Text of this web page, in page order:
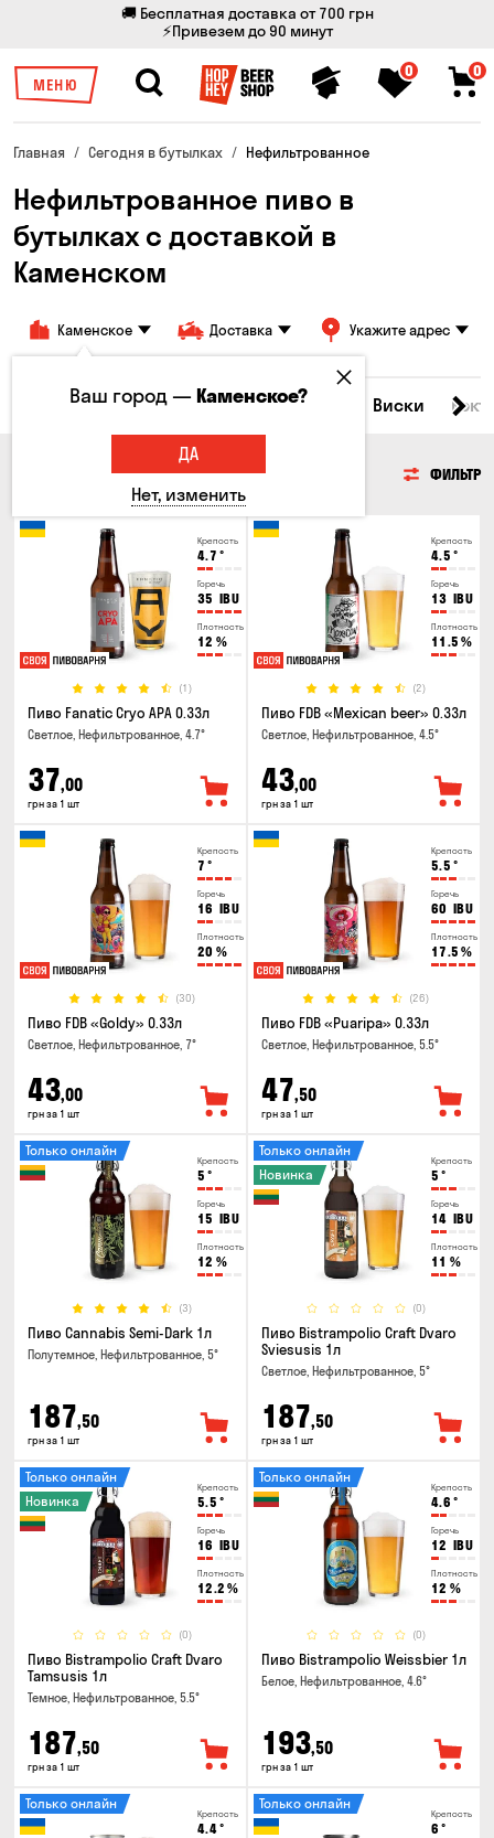
🚚 Бесплатная доставка от 700 грн
⚡Привезем до 90 минут
МЕНЮ
0 0
Главная Сегодня в бутылках Нефильтрованное
Нефильтрованное пиво в
бутылках с доставкой в
Каменском
Каменское Доставка Укажите адрес
Все товары Пиво Сидр Виски
ФИЛЬТР
Крепость
4.7 °
Горечь
35 IBU
Плотность
12 %
(1)
Пиво Fanatic Cryo APA 0.33л
Светлое, Нефильтрованное, 4.7°
37,00
грн за 1 шт
Крепость
4.5 °
Горечь
13 IBU
Плотность
11.5 %
(2)
Пиво FDB «Mexican beer» 0.33л
Светлое, Нефильтрованное, 4.5°
43,00
грн за 1 шт
Крепость
7 °
Горечь
16 IBU
Плотность
20 %
(30)
Пиво FDB «Goldy» 0.33л
Светлое, Нефильтрованное, 7°
43,00
грн за 1 шт
Крепость
5.5 °
Горечь
60 IBU
Плотность
17.5 %
(26)
Пиво FDB «Puaripa» 0.33л
Светлое, Нефильтрованное, 5.5°
47,50
грн за 1 шт
Крепость
5 °
Горечь
15 IBU
Плотность
12 %
(3)
Только онлайн
Пиво Cannabis Semi-Dark 1л
Полутемное, Нефильтрованное, 5°
187,50
грн за 1 шт
Крепость
5 °
Горечь
14 IBU
Плотность
11 %
(0)
Только онлайн
Новинка
Пиво Bistrampolio Craft Dvaro
Sviesusis 1л
Светлое, Нефильтрованное, 5°
187,50
грн за 1 шт
Крепость
5.5 °
Горечь
16 IBU
Плотность
12.2 %
(0)
Только онлайн
Новинка
Пиво Bistrampolio Craft Dvaro
Tamsusis 1л
Темное, Нефильтрованное, 5.5°
187,50
грн за 1 шт
Крепость
4.6 °
Горечь
12 IBU
Плотность
12 %
(0)
Только онлайн
Пиво Bistrampolio Weissbier 1л
Белое, Нефильтрованное, 4.6°
193,50
грн за 1 шт
Крепость
4.4°
Только онлайн
Крепость
6 °
Только онлайн
Ваш город —Каменское?
ДА
Нет, изменить